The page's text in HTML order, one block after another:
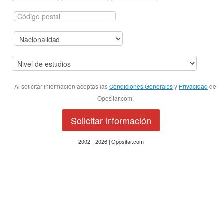
Al solicitar información aceptas lasCondiciones Generalesy Privacidad de
Opositar.com.
Solicitar información
2002 - 2026 | Opositar.com